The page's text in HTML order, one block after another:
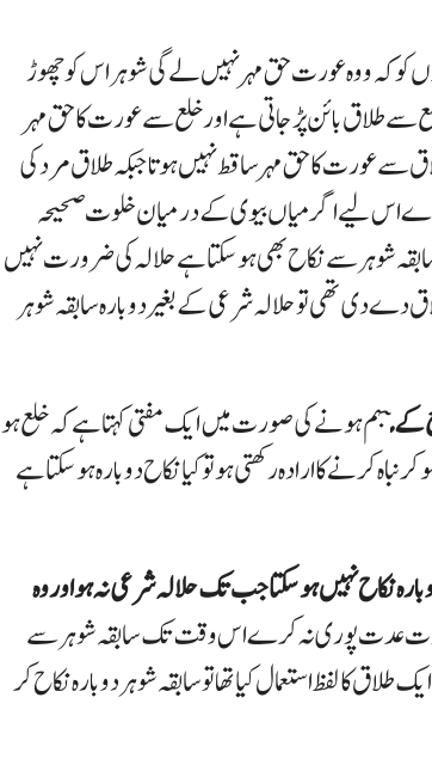
کو کہ ووہ عورت حق مہر نہیں لے گی شوہر اس کو چھوڑ
بائن پڑ جاتی ہے اور خلع سے عورت کا حق مہر
سے عورت کا حق مہر ساقط نہیں ہوتا جبکہ طلاق مرد کی
لیے اگر میاں بیوی کے درمیان خلوت صحیحہ
شوہر سے نکاح بھی ہو سکتا ہے حلالہ کی ضرورت نہیں
دےدی تھی تو حلالہ شرعی کے بغیر دوبارہ سابقہ شوہر
کے مبہم ہونے کی صورت میں ایک مفتی کہتا ہے کہ خلعہو
نباہکرنے کا ارادہ رکھتی ہو تو کیا نکاح دوبارہ ہو سکتا ہے
نکاح نہیں ہو سکتا جب تک حلالہ شرعی نہ ہو اور وہ
عدت پوری نہ کرے اس وقت تک سابقہ شوہر سے
طلاق کا لفظ استعمال کیا تھا تو سابقہ شوہر دوبارہ نکاح کر